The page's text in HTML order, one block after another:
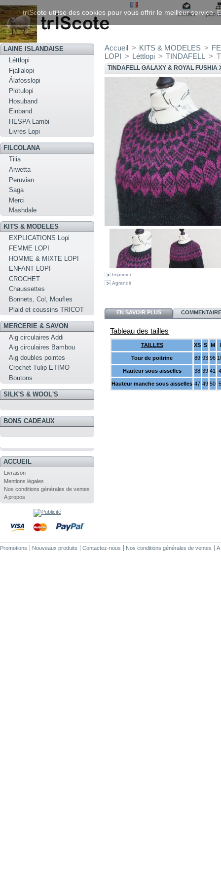
contact plan
LAINE ISLANDAISE
Léttlopi
Fjallalopi
Álafosslopi
Plötulopi
Hosuband
Einband
HESPA Lambi
Livres Lopi
FILCOLANA
Tilia
Arwetta
Peruvian
Saga
Merci
Mashdale
KITS & MODELES
EXPLICATIONS Lopi
FEMME LOPI
HOMME & MIXTE LOPI
ENFANT LOPI
CROCHET
Chaussettes
Bonnets, Col, Moufles
Plaid et coussins TRICOT
MERCERIE & SAVON
Aig circulaires Addi
Aig circulaires Bambou
Aig doubles pointes
Crochet Tulip ETIMO
Boutons
SILK'S & WOOL'S
BONS CADEAUX
ACCUEIL
Livraison
Mentions légales
Nos conditions générales de ventes
A propos
Accueil > KITS & MODELES >
LOPI > Léttlopi > TINDAFELL >
TINDAFELL GALAXY & ROYAL FUSHIA
Imprimer
Agrandir
EN SAVOIR PLUS
Tableau des tailles
TAILLES XS S M
Tour de poitrine 89 93 96
Hauteur sous aisselles 38 39 41
Hauteur manche sous aisselles 47 49 50
Promotions Nouveaux produits Contactez-nous Nos conditions générales de ventes A
trIScote utilise des cookies pour vous offrir le meilleur